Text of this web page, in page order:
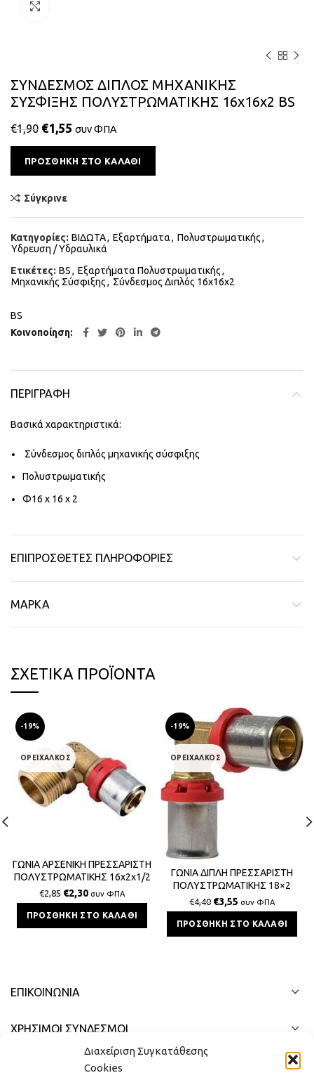
Διαχείριση Συγκατάθεσης
Cookies
ΣΥΝΔΕΣΜΟΣ ΔΙΠΛΟΣ ΜΗΧΑΝΙΚΗΣ
ΣΥΣΦΙΞΗΣ ΠΟΛΥΣΤΡΩΜΑΤΙΚΗΣ 16x16x2 BS
€1,90 €1,55 συν ΦΠΑ
ΠΡΟΣΘΉΚΗ ΣΤΟ ΚΑΛΆΘΙ
Σύγκρινε
Κατηγορίες: ΒΙΔΩΤΑ, Εξαρτήματα, Πολυστρωματικής,
Υδρευση / Υδραυλικά
Ετικέτες: BS, Εξαρτήματα Πολυστρωματικής,
Μηχανικής Σύσφιξης, Σύνδεσμος Διπλός 16x16x2
BS
Κοινοποίηση
ΠΕΡΙΓΡΑΦΉ
Βασικά χαρακτηριστικά:
Σύνδεσμος διπλός μηχανικής σύσφιξης
Πολυστρωματικής
Φ16 x 16 x 2
ΕΠΙΠΡΌΣΘΕΤΕΣ ΠΛΗΡΟΦΟΡΊΕΣ
ΜΆΡΚΑ
ΣΧΕΤΙΚΆ ΠΡΟΪΌΝΤΑ
-19%
ΟΡΕΙΧΑΛΚΟΣ
ΓΩΝΙΑ ΑΡΣΕΝΙΚΗ ΠΡΕΣΣΑΡΙΣΤΗ
ΠΟΛΥΣΤΡΩΜΑΤΙΚΗΣ 16x2x1/2
€2,85 €2,30 συν ΦΠΑ
ΠΡΟΣΘΉΚΗ ΣΤΟ ΚΑΛΆΘΙ
-19%
ΟΡΕΙΧΑΛΚΟΣ
ΓΩΝΙΑ ΔΙΠΛΗ ΠΡΕΣΣΑΡΙΣΤΗ
ΠΟΛΥΣΤΡΩΜΑΤΙΚΗΣ 18×2
€4,40 €3,55 συν ΦΠΑ
ΠΡΟΣΘΉΚΗ ΣΤΟ ΚΑΛΆΘΙ
ΕΠΙΚΟΙΝΩΝΊΑ
ΧΡΗΣΙΜΟΙ ΣΥΝΔΕΣΜΟΙ
ΓΡΉΓΟΡΟ ΜΕΝΟΎ